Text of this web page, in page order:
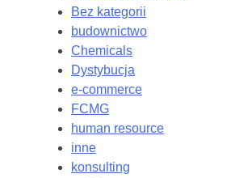
Bez kategorii
budownictwo
Chemicals
Dystybucja
e-commerce
FCMG
human resource
inne
konsulting